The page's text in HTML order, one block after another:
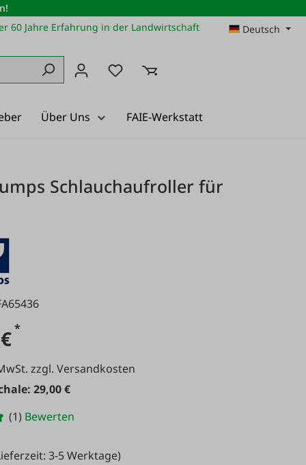
60 Jahre Erfahrung in der Landwirtschaft
Deutsch
Du hast 0 Produkte auf dem
Über Uns FAIE-Werkstatt
Schlauchaufroller für
*
zzgl. Versandkosten
29,00 €
(1) Bewerten
3-5 Werktage)